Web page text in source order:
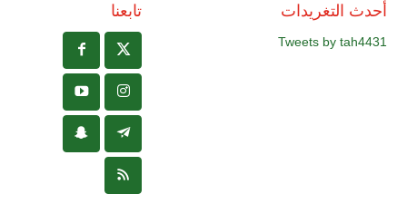
أحدث التغريدات
Tweets by tah4431
تابعنا